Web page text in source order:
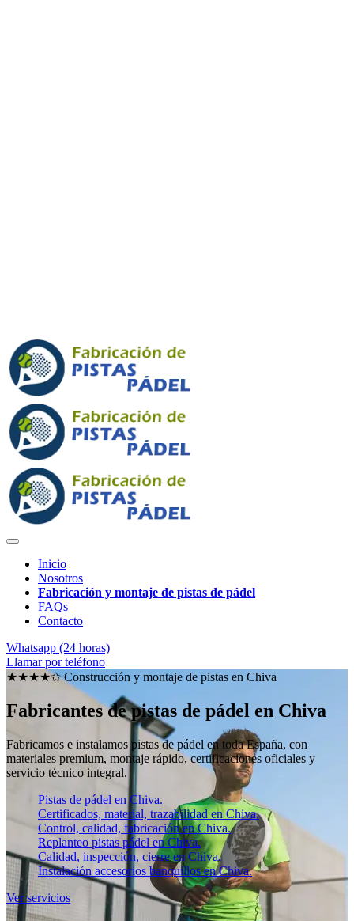
Inicio
Nosotros
Fabricación y montaje de pistas de pádel
FAQs
Contacto
Whatsapp (24 horas)
Llamar por teléfono
★★★★✩ Construcción y montaje de pistas en Chiva
Fabricantes de pistas de pádel en Chiva
Fabricamos e instalamos pistas de pádel en toda España, con
materiales premium, montaje rápido, certificaciones oficiales y
servicio técnico integral.
Pistas de pádel en Chiva.
Certificados, material, trazabilidad en Chiva.
Control, calidad, fabricación en Chiva.
Replanteo pistas pádel en Chiva.
Calidad, inspección, cierre en Chiva.
Instalación accesorios banquillos en Chiva.
Ver servicios